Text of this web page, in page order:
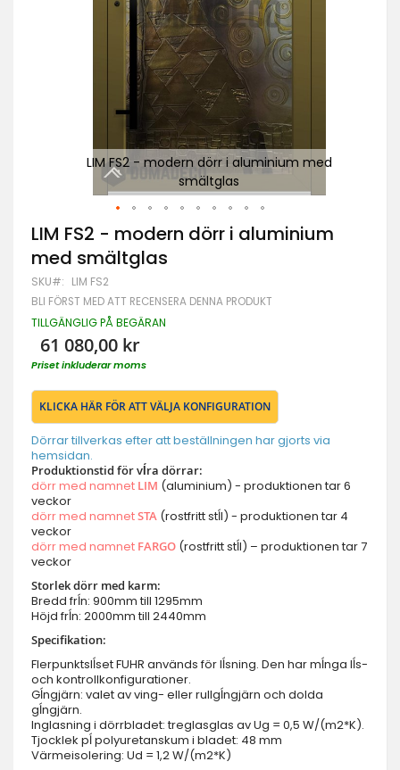
LIM FS2 - modern dörr i aluminium med
smältglas
Hoppa
till
början
av
bildgalleriet
LIM FS2 - modern dörr i aluminium
med smältglas
SKU LIM FS2
BLI FÖRST MED ATT RECENSERA DENNA PRODUKT
TILLGÄNGLIG PÅ BEGÄRAN
61 080,00 kr
Priset inkluderar moms
KLICKA HÄR FÖR ATT VÄLJA KONFIGURATION
Dörrar tillverkas efter att beställningen har gjorts via
hemsidan.
Produktionstid för vĺra dörrar:
dörr med namnet LIM (aluminium) - produktionen tar 6
veckor
dörr med namnetSTA (rostfritt stĺl) - produktionen tar 4
veckor
dörr med namnet FARGO (rostfritt stĺl) – produktionen tar 7
veckor
Storlek dörr med karm:
Bredd frĺn: 900mm till 1295mm
Höjd frĺn: 2000mm till 2440mm
Specifikation:
Flerpunktslĺset FUHR används för lĺsning. Den har mĺnga lĺs-
och kontrollkonfigurationer.
Gĺngjärn: valet av ving- eller rullgĺngjärn och dolda
gĺngjärn.
Inglasning i dörrbladet: treglasglas av Ug = 0,5 W/(m2*K).
Tjocklek pĺ polyuretanskum i bladet: 48 mm
Värmeisolering: Ud = 1,2 W/(m2*K)